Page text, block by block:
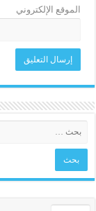
الموقع الإلكتروني